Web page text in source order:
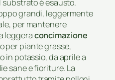
substrato è esausto.
grandi, leggermente
per mantenere
leggeraconcimazione
per piante grasse,
in potassio, da aprile a
sane e fioriture. La